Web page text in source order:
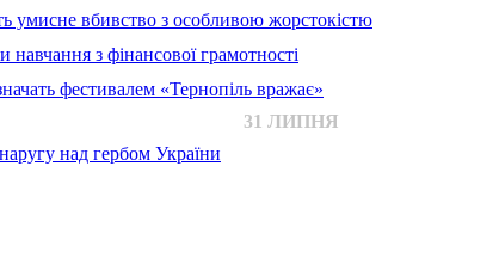
умисне вбивство з особливою жорстокістю
з фінансової грамотності
фестивалем «Тернопіль вражає»
31 ЛИПНЯ
над гербом України